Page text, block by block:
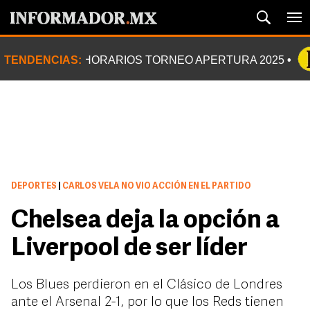
TENDENCIAS: HORARIOS TORNEO APERTURA 2025
DEPORTES CARLOS VELA NO VIO ACCIÓN EN EL PARTIDO
Chelsea deja la opción a
Liverpool de ser líder
Los Blues perdieron en el Clásico de Londres
ante el Arsenal 2-1, por lo que los Reds tienen